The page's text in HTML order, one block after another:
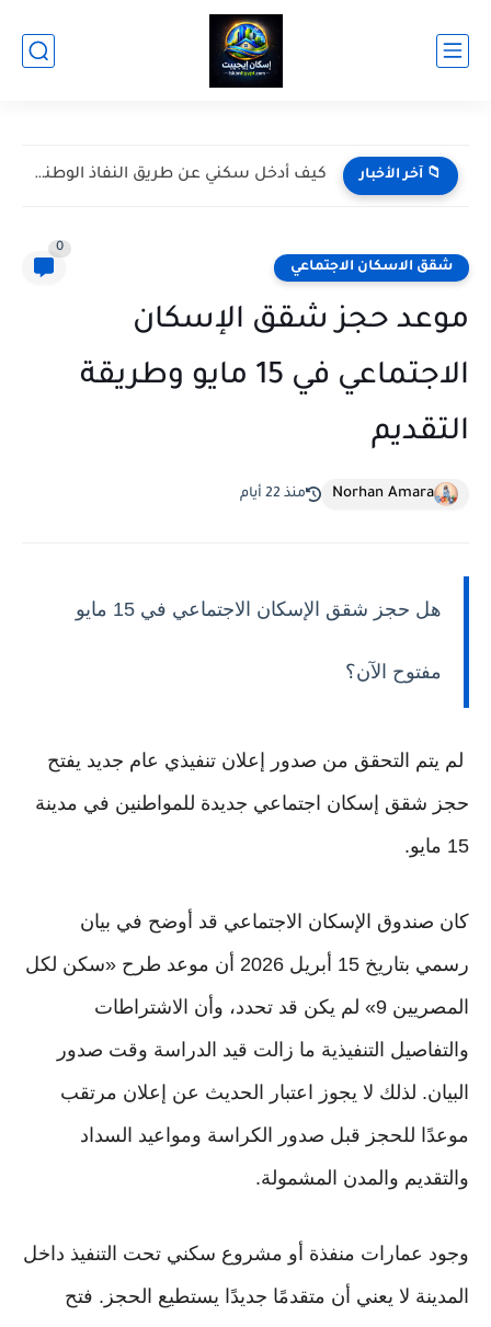
📁 آخر الأخبار ظهر في ملف الإسكان سبق حجز وحدة سكنية أعمل إيه؟
شقق الاسكان الاجتماعي
0
موعد حجز شقق الإسكان
الاجتماعي في 15 مايو وطريقة
التقديم
Norhan Amara منذ 22 أيام
هل حجز شقق الإسكان الاجتماعي في 15 مايو
مفتوح الآن؟
لم يتم التحقق من صدور إعلان تنفيذي عام جديد يفتح
حجز شقق إسكان اجتماعي جديدة للمواطنين في مدينة
15 مايو.
كان صندوق الإسكان الاجتماعي قد أوضح في بيان
رسمي بتاريخ 15 أبريل 2026 أن موعد طرح «سكن لكل
المصريين 9» لم يكن قد تحدد، وأن الاشتراطات
والتفاصيل التنفيذية ما زالت قيد الدراسة وقت صدور
البيان. لذلك لا يجوز اعتبار الحديث عن إعلان مرتقب
موعدًا للحجز قبل صدور الكراسة ومواعيد السداد
والتقديم والمدن المشمولة.
وجود عمارات منفذة أو مشروع سكني تحت التنفيذ داخل
المدينة لا يعني أن متقدمًا جديدًا يستطيع الحجز. فتح